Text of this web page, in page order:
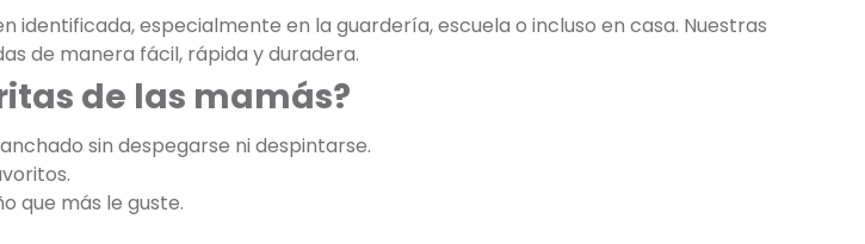
especialmente en la guardería, escuela o incluso en casa. Nuestras
de manera fácil, rápida y duradera.
de las mamás?
sin despegarse ni despintarse.
que más le guste.